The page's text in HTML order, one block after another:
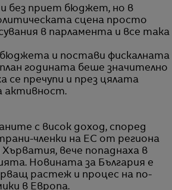
сцена просто
в парламента и все така
бюджета и постави фискалната
годината беше значително
пречупи и през цялата
активност.
с висок доход, според
членки на ЕС от региона
вече попаднаха в
Новината за България е
растеж и процес на по-
в Европа.